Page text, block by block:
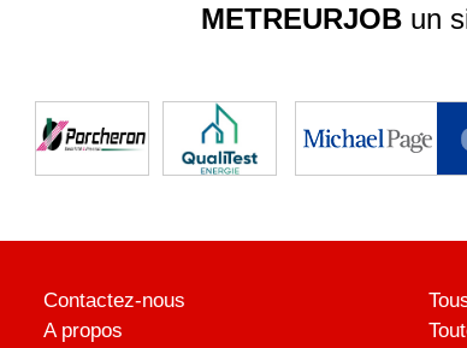
METREURJOB un
Contactez-nous
A propos